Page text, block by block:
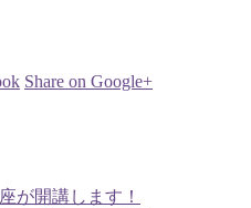
Share on Google+
が開講します！